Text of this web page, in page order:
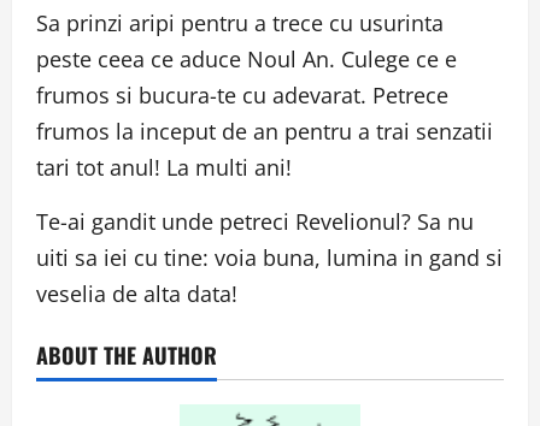
Sa prinzi aripi pentru a trece cu usurinta
peste ceea ce aduce Noul An. Culege ce e
frumos si bucura-te cu adevarat. Petrece
frumos la inceput de an pentru a trai senzatii
tari tot anul! La multi ani!
Te-ai gandit unde petreci Revelionul? Sa nu
uiti sa iei cu tine: voia buna, lumina in gand si
veselia de alta data!
ABOUT THE AUTHOR